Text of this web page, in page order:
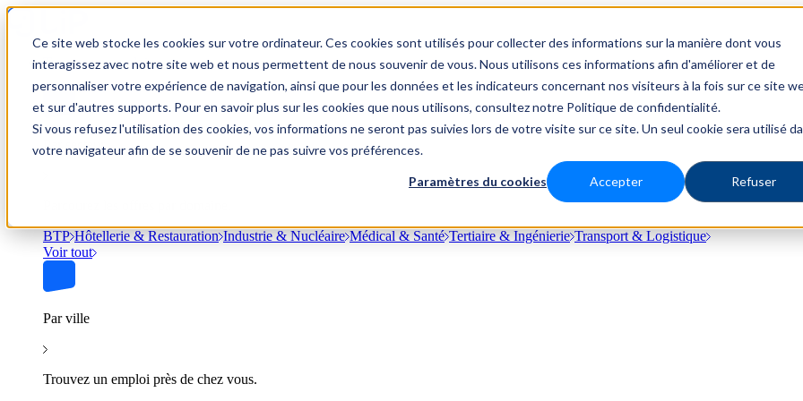
Ce site web stocke les cookies sur votre ordinateur. Ces cookies sont utilisés pour collecter des informations sur la manière dont vous
interagissez avec notre site web et nous permettent de nous souvenir de vous. Nous utilisons ces informations afin d'améliorer et de
personnaliser votre expérience de navigation, ainsi que pour les données et les indicateurs concernant nos visiteurs à la fois sur ce site
et sur d'autres supports. Pour en savoir plus sur les cookies que nous utilisons, consultez notre Politique de confidentialité.
Si vous refusez l'utilisation des cookies, vos informations ne seront pas suivies lors de votre visite sur ce site. Un seul cookie sera utilisé
votre navigateur afin de se souvenir de ne pas suivre vos préférences.
Paramètres du cookies Accepter Refuser
Trouver un emploi
Par secteur
BTP Hôtellerie & Restauration Industrie & Nucléaire Médical & Santé Tertiaire & Ingénierie Transport & Logistique
Voir tout
Par ville
Trouvez un emploi près de chez vous.